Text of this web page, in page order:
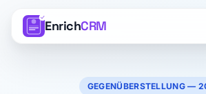
EnrichCRM
GEGENÜBERSTELLUNG —